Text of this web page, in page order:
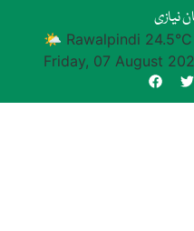
نیازی
🌤 Rawalpindi 24.5°C
Friday, 07 August